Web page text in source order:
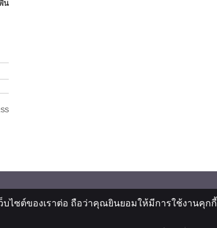
น
บไซต์ของเราต่อ ถือว่าคุณยินยอมให้มีการใช้งานคุกกี้